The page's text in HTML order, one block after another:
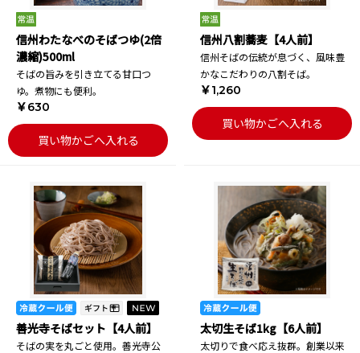
信州わたなべのそばつゆ(2倍
濃縮)500ml
そばの旨みを引き立てる甘口つ
ゆ。煮物にも便利。
￥630
買い物かごへ入れる
信州八割蕎麦【4人前】
信州そばの伝統が息づく、風味豊
かなこだわりの八割そば。
￥1,260
買い物かごへ入れる
善光寺そばセット【4人前】
そばの実を丸ごと使用。善光寺公
太切生そば1kg【6人前】
太切りで食べ応え抜群。創業以来